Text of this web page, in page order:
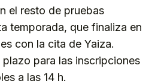
el resto de pruebas
temporada, que finaliza en
con la cita de Yaiza.
para las inscripciones
a las 14 h.